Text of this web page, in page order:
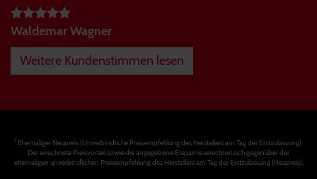
Waldemar Wagner
Weitere Kundenstimmen lesen
1Ehemaliger Neupreis (Unverbindliche Preisempfehlung des Herstellers am Tag der Erstzulassung).
Der errechnete Preisvorteil sowie die angegebene Ersparnis errechnet sich gegenüber der
ehemaligen unverbindlichen Preisempfehlung des Herstellers am Tag der Erstzulassung (Neupreis).